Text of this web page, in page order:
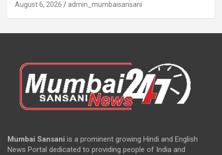
August 6, 2026 admin_mumbaisansani
Mumbai Sansani is a prominent growing Hindi and English
News Portal dedicated to providing people of India and